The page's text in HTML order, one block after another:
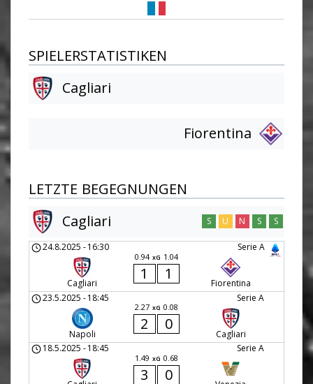
SPIELERSTATISTIKEN
Cagliari
Fiorentina
LETZTE BEGEGNUNGEN
Cagliari
S U N S S
Serie A
24.8.2025 -16:30
Cagliari
0.94 xG 1.04
1 1
Fiorentina
Serie A
23.5.2025 -18:45
Napoli
2.27 xG 0.08
2 0
Cagliari
Serie A
18.5.2025 -18:45
1.49 xG 0.68
3 0